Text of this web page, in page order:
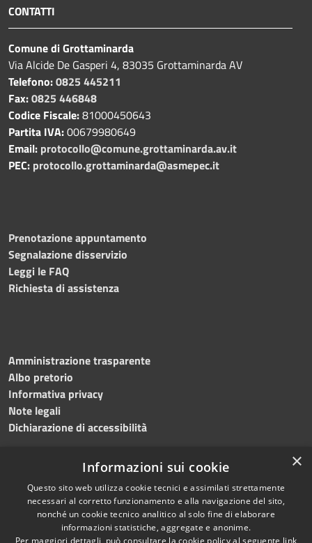
CONTATTI
Comune di Grottaminarda
Via Alcide De Gasperi 4, 83035 Grottaminarda AV
Telefono:0825 445211
Fax:0825 446848
Codice Fiscale:81000450643
Partita IVA:00679980649
Email: protocollo@comune.grottaminarda.av.it
PEC: protocollo.grottaminarda@asmepec.it
Prenotazione appuntamento
Segnalazione disservizio
Leggi le FAQ
Richiesta di assistenza
Amministrazione trasparente
Albo pretorio
Informativa privacy
Note legali
Dichiarazione di accessibilità
RSS
Accessibilità
Copyright © 2024 •
Comune diGrottaminarda
• Powered byMunicipium
×
Informazioni sui cookie
Questo sito web utilizza cookie tecnici e assimilati strettamente
necessari al corretto funzionamento e alla navigazione del sito,
nonché un cookie tecnico analitico al solo fine di elaborare
informazioni statistiche, aggregate e anonime.
Per maggiori dettagli, può consultare la cookie policy al seguente link